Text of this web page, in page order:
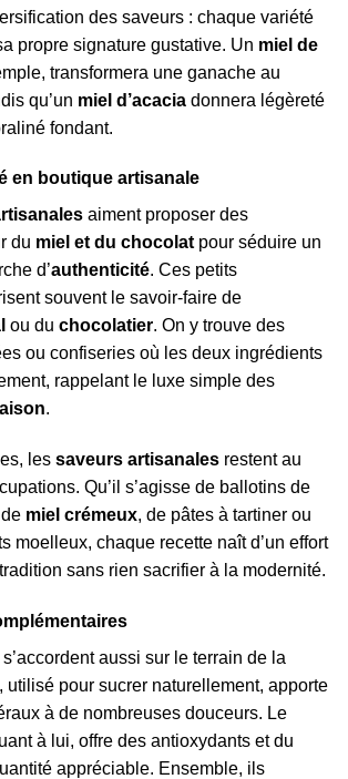
des saveurs : chaque variété
propre signature gustative. Un miel de
transformera une ganache au
qu’un miel d’acacia donnera légèreté
fondant.
en boutique artisanale
aiment proposer des
du miel et du chocolatpour séduire un
d’authenticité. Ces petits
souvent le savoir-faire de
ou du chocolatier. On y trouve des
ou confiseries où les deux ingrédients
rappelant le luxe simple des
.
les saveurs artisanales restent au
Qu’il s’agisse de ballotins de
miel crémeux, de pâtes à tartiner ou
moelleux, chaque recette naît d’un effort
sans rien sacrifier à la modernité.
s’accordent aussi sur le terrain de la
, utilisé pour sucrer naturellement, apporte
à de nombreuses douceurs. Le
à lui, offre des antioxydants et du
appréciable. Ensemble, ils